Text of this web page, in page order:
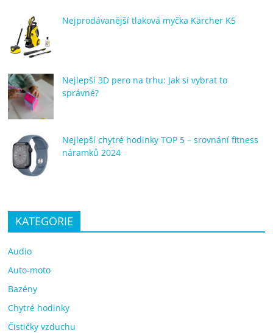
Nejprodávanější tlaková myčka Kärcher K5
Nejlepší 3D pero na trhu: Jak si vybrat to
správné?
Nejlepší chytré hodinky TOP 5 – srovnání fitness
náramků 2024
KATEGORIE
Audio
Auto-moto
Bazény
Chytré hodinky
Čističky vzduchu